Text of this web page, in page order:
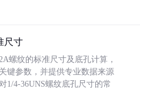
尺寸
螺纹的标准尺寸及底孔计算，
键参数，并提供专业数据来源
1/4-36UNS螺纹底孔尺寸的常